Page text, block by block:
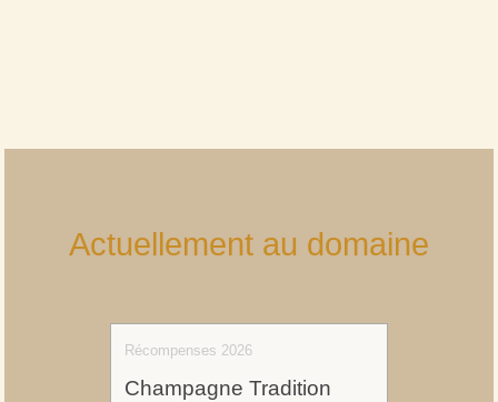
Actuellement au domaine
Récompenses 2026
Champagne Tradition